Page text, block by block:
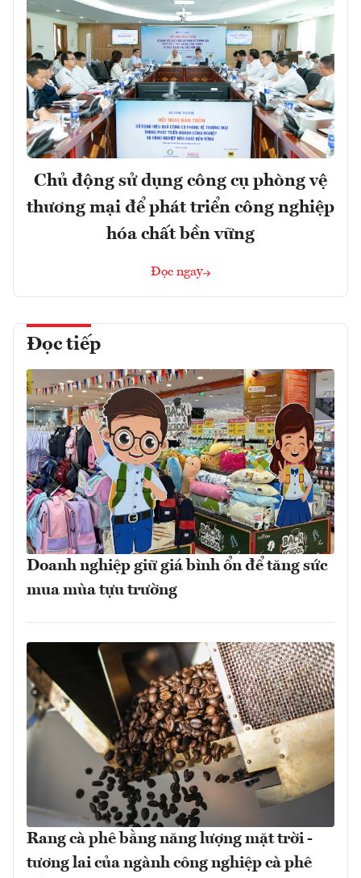
Chủ động sử dụng công cụ phòng vệ
thương mại để phát triển công nghiệp
hóa chất bền vững
Đọc ngay
Đọc tiếp
Doanh nghiệp giữ giá bình ổn để tăng sức
mua mùa tựu trường
Rang cà phê bằng năng lượng mặt trời -
tương lai của ngành công nghiệp cà phê